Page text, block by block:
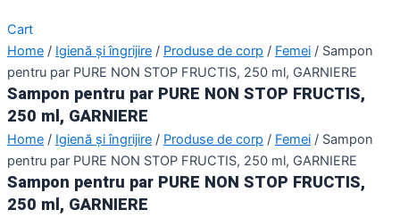
Cart
Home / Igienă și îngrijire / Produse de corp / Femei / Sampon
pentru par PURE NON STOP FRUCTIS, 250 ml, GARNIERE
Sampon pentru par PURE NON STOP FRUCTIS,
250 ml, GARNIERE
Home / Igienă și îngrijire / Produse de corp / Femei / Sampon
pentru par PURE NON STOP FRUCTIS, 250 ml, GARNIERE
Sampon pentru par PURE NON STOP FRUCTIS,
250 ml, GARNIERE